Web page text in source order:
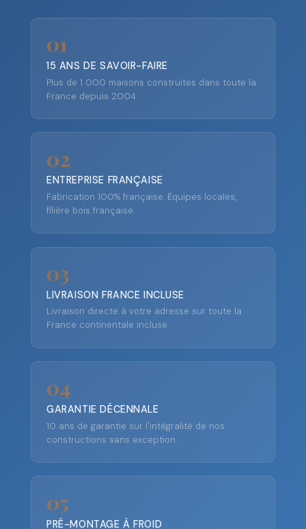
01
15 ANS DE SAVOIR-FAIRE
Plus de 1 000 maisons construites dans toute la
France depuis 2004.
02
ENTREPRISE FRANÇAISE
Fabrication 100% française. Équipes locales,
filière bois française.
03
LIVRAISON FRANCE INCLUSE
Livraison directe à votre adresse sur toute la
France continentale incluse.
04
GARANTIE DÉCENNALE
10 ans de garantie sur l'intégralité de nos
constructions sans exception.
05
PRÉ-MONTAGE À FROID